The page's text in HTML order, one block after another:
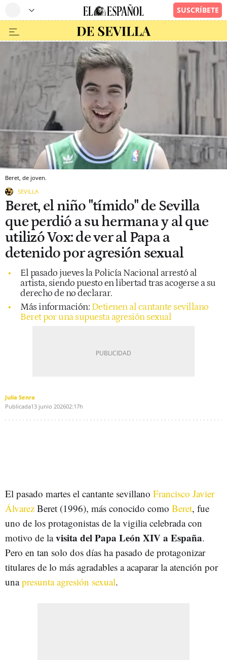
Beret, de joven.
SEVILLA
Beret, el niño "tímido" de Sevilla
que perdió a su hermana y al que
utilizó Vox: de ver al Papa a
detenido por agresión sexual
El pasado jueves la Policía Nacional arrestó al
artista, siendo puesto en libertad tras acogerse a su
derecho de no declarar.
Más información: Detienen al cantante sevillano
Beret por una supuesta agresión sexual
Julia Senra
Publicada13 junio 202602:17h
El pasado martes el cantante sevillano Francisco Javier
Álvarez Beret (1996), más conocido como Beret, fue
uno de los protagonistas de la vigilia celebrada con
motivo de lavisita del Papa León XIV a España.
Pero en tan solo dos días ha pasado de protagonizar
titulares de lo más agradables a acaparar la atención por
unapresunta agresión sexual.